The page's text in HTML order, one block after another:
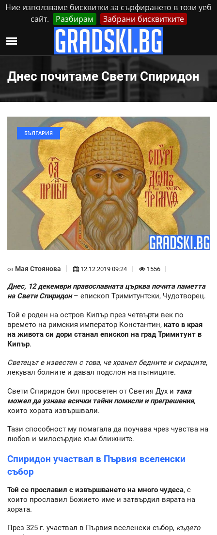
Ние използваме бисквитки за сърфирането в този уеб
сайт.
Разбирам Забрани бисквитките
Понеделник, 10 Август, 2026 Реклама
Днес почитаме Свети Спиридон
БЪЛГАРИЯ
от Мая Стоянова 12.12.2019 09:24 1556
Днес, 12 декември православната църква почита паметта
на Свети Спиридон– епископ Тримитунтски, Чудотворец.
Той е роден на остров Кипър през четвърти век по
времето на римския император Константин, като в края
на живота си дори станал епископ на град Тримитунт в
Кипър.
Светецът е известен с това, че хранел бедните и сираците,
лекувал болните и давал подслон на пътниците.
Свети Спиридон бил просветен от Светия Дух и така
можел да узнава всички тайни помисли и прегрешения,
които хората извършвали.
Тази способност му помагала да поучава чрез чувства на
любов и милосърдие към ближните.
Спиридон участвал в Първия вселенски
събор
Той се прославил с извършването на много чудеса, с
които прославил Божието име и затвърдил вярата на
хората.
През 325 г. участвал в Първия вселенски събор, където